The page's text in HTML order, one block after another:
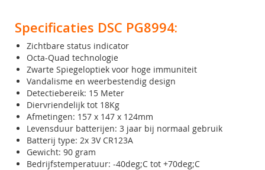
Specificaties DSC PG8994:
Zichtbare status indicator
Octa-Quad technologie
Zwarte Spiegeloptiek voor hoge immuniteit
Vandalisme en weerbestendig design
Detectiebereik: 15 Meter
Diervriendelijk tot 18Kg
Afmetingen: 157 x 147 x 124mm
Levensduur batterijen: 3 jaar bij normaal gebruik
Batterij type: 2x 3V CR123A
Gewicht: 90 gram
Bedrijfstemperatuur: -40deg;C tot +70deg;C